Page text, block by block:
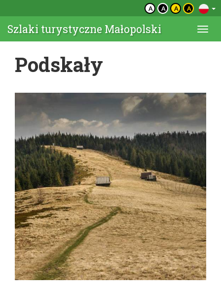
A A A A
Szlaki turystyczne Małopolski
Podskały